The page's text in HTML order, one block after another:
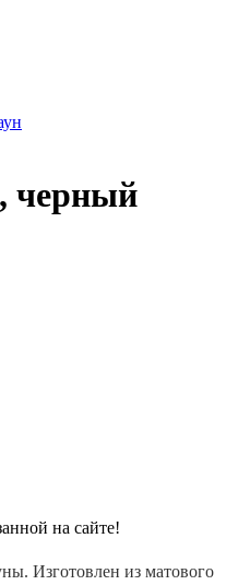
черный
на сайте!
Изготовлен из матового